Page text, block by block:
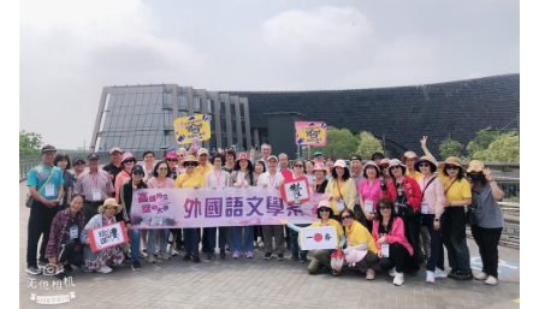
英文組 - 升學及就業方向
日文組 - 升學及就業方向